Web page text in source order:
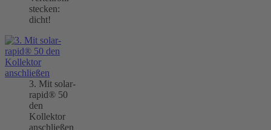
stecken:
dicht!
3. Mit solar-
rapid® 50
den
Kollektor
anschließen